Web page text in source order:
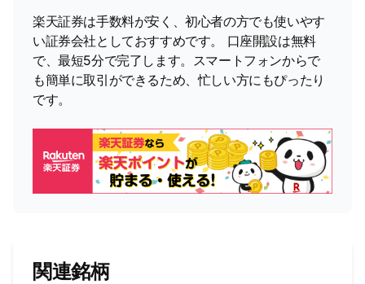
楽天証券は手数料が安く、初心者の方でも使いやす
い証券会社としておすすめです。 口座開設は無料
で、最短5分で完了します。スマートフォンからで
も簡単に取引ができるため、忙しい方にもぴったり
です。
関連銘柄